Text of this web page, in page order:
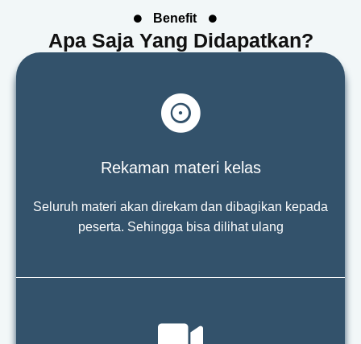
Benefit
Apa Saja Yang Didapatkan?
Rekaman materi kelas
Seluruh materi akan direkam dan dibagikan kepada
peserta. Sehingga bisa dilihat ulang